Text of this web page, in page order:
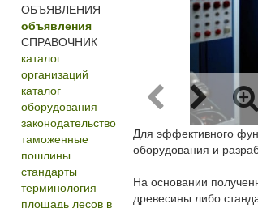
ОБЪЯВЛЕНИЯ
объявления
СПРАВОЧНИК
каталог
организаций
каталог
оборудования
законодательство
таможенные
пошлины
стандарты
терминология
площадь лесов в
Для эффективного
оборудования и
На основании
древесины либо